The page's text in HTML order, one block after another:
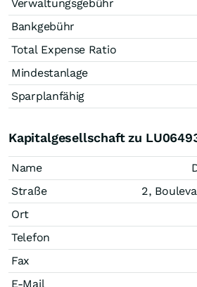
Verwaltungsgebühr
Bankgebühr
Total Expense Ratio
Mindestanlage
Sparplanfähig
Kapitalgesellschaft zu
Name
Straße
2,
Ort
Telefon
Fax
E-Mail